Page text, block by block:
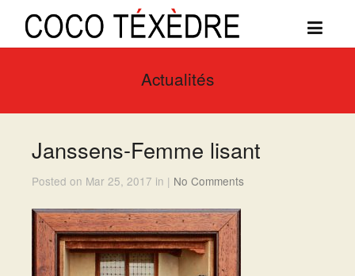
Actualités
Janssens-Femme lisant
Posted on Mar 25, 2017 in | No Comments